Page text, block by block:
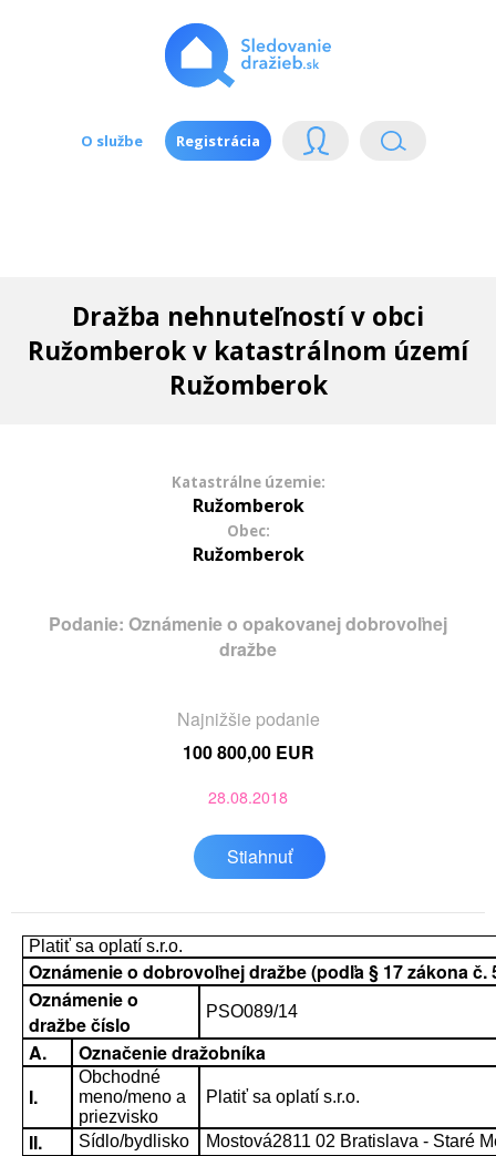
O službe Registrácia
Dražba nehnuteľností v obci
Ružomberok v katastrálnom území
Ružomberok
Katastrálne územie:
Ružomberok
Obec:
Ružomberok
Podanie: Oznámenie o opakovanej dobrovoľnej
dražbe
Najnižšie podanie
100 800,00 EUR
28.08.2018
Stiahnuť
Platiť sa oplatí s.r.o.
Oznámenie o dobrovoľnej dražbe (podľa § 17 zákona č.
Oznámenie o
dražbe číslo
PSO089/14
A.
Označenie dražobníka
I.
Obchodné
meno/meno a
priezvisko
Platiť sa oplatí s.r.o.
II. Sídlo/bydlisko Mostová2811 02 Bratislava - Staré